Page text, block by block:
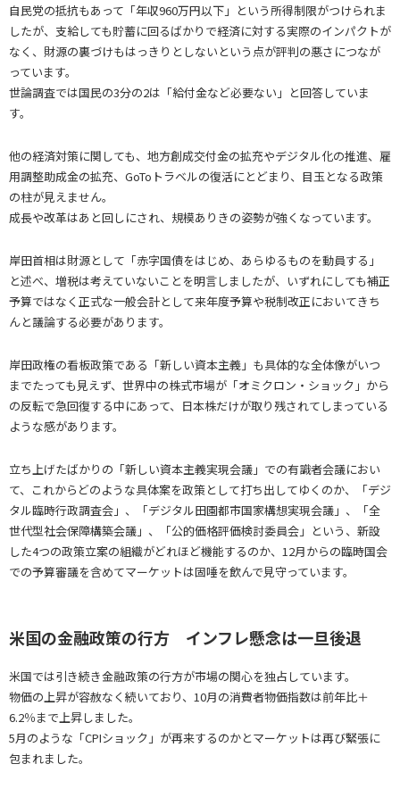
自民党の抵抗もあって「年収960万円以下」という所得制限がつけられま
したが、支給しても貯蓄に回るばかりで経済に対する実際のインパクトが
なく、財源の裏づけもはっきりとしないという点が評判の悪さにつなが
っています。
世論調査では国民の3分の2は「給付金など必要ない」と回答していま
す。
他の経済対策に関しても、地方創成交付金の拡充やデジタル化の推進、雇
用調整助成金の拡充、GoToトラベルの復活にとどまり、目玉となる政策
の柱が見えません。
成長や改革はあと回しにされ、規模ありきの姿勢が強くなっています。
岸田首相は財源として「赤字国債をはじめ、あらゆるものを動員する」
と述べ、増税は考えていないことを明言しましたが、いずれにしても補正
予算ではなく正式な一般会計として来年度予算や税制改正においてきち
んと議論する必要があります。
岸田政権の看板政策である「新しい資本主義」も具体的な全体像がいつ
までたっても見えず、世界中の株式市場が「オミクロン・ショック」から
の反転で急回復する中にあって、日本株だけが取り残されてしまっている
ような感があります。
立ち上げたばかりの「新しい資本主義実現会議」での有識者会議におい
て、これからどのような具体案を政策として打ち出してゆくのか、「デジ
タル臨時行政調査会」、「デジタル田園都市国家構想実現会議」、「全
世代型社会保障構築会議」、「公的価格評価検討委員会」という、新設
した4つの政策立案の組織がどれほど機能するのか、12月からの臨時国会
での予算審議を含めてマーケットは固唾を飲んで見守っています。
米国の金融政策の行方 インフレ懸念は一旦後退
米国では引き続き金融政策の行方が市場の関心を独占しています。
物価の上昇が容赦なく続いており、10月の消費者物価指数は前年比＋
6.2％まで上昇しました。
5月のような「CPIショック」が再来するのかとマーケットは再び緊張に
包まれました。